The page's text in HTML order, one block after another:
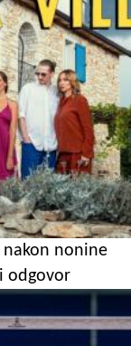
nakon nonine
odgovor